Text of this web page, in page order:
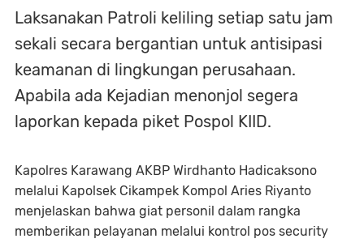
Laksanakan Patroli keliling setiap satu jam
sekali secara bergantian untuk antisipasi
keamanan di lingkungan perusahaan.
Apabila ada Kejadian menonjol segera
laporkan kepada piket Pospol KIID.
Kapolres Karawang AKBP Wirdhanto Hadicaksono
melalui Kapolsek Cikampek Kompol Aries Riyanto
menjelaskan bahwa giat personil dalam rangka
memberikan pelayanan melalui kontrol pos security